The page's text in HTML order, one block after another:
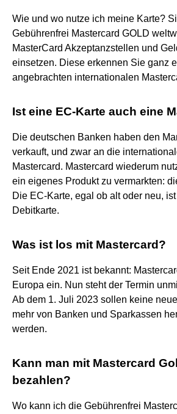
Wie und wo nutze ich meine Karte?
Gebührenfrei Mastercard GOLD
MasterCard Akzeptanzstellen und
einsetzen. Diese erkennen Sie ganz
angebrachten internationalen
Ist eine EC-Karte auch eine
Die deutschen Banken haben den
verkauft, und zwar an die
Mastercard. Mastercard wiederum
ein eigenes Produkt zu vermarkten:
Die EC-Karte, egal ob alt oder neu,
Debitkarte.
Was ist los mit Mastercard?
Seit Ende 2021 ist bekannt:
Europa ein. Nun steht der Termin
Ab dem 1. Juli 2023 sollen keine
mehr von Banken und Sparkassen
werden.
Kann man mit Mastercard
bezahlen?
Wo kann ich die Gebührenfrei